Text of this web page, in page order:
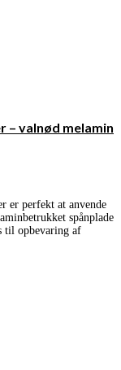
– valnød melamin
er perfekt at anvende
spånplade
til opbevaring af